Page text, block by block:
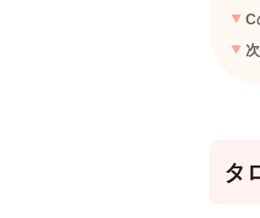
C
タ